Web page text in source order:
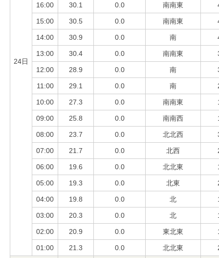
24日
16:00 30.1 0.0 南南東
15:00 30.5 0.0 南南東
14:00 30.9 0.0 南
13:00 30.4 0.0 南南東
12:00 28.9 0.0 南
11:00 29.1 0.0 南
10:00 27.3 0.0 南南東
09:00 25.8 0.0 南南西
08:00 23.7 0.0 北北西
07:00 21.7 0.0 北西
06:00 19.6 0.0 北北東
05:00 19.3 0.0 北東
04:00 19.8 0.0 北
03:00 20.3 0.0 北
02:00 20.9 0.0 東北東
01:00 21.3 0.0 北北東